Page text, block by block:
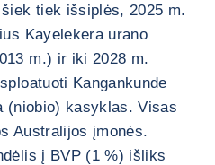
tiek išsiplės, 2025 m.
Kayelekera urano
m.) ir iki 2028 m.
Kangankunde
(niobio) kasyklas. Visas
Australijos įmonės.
į BVP (1 %) išliks